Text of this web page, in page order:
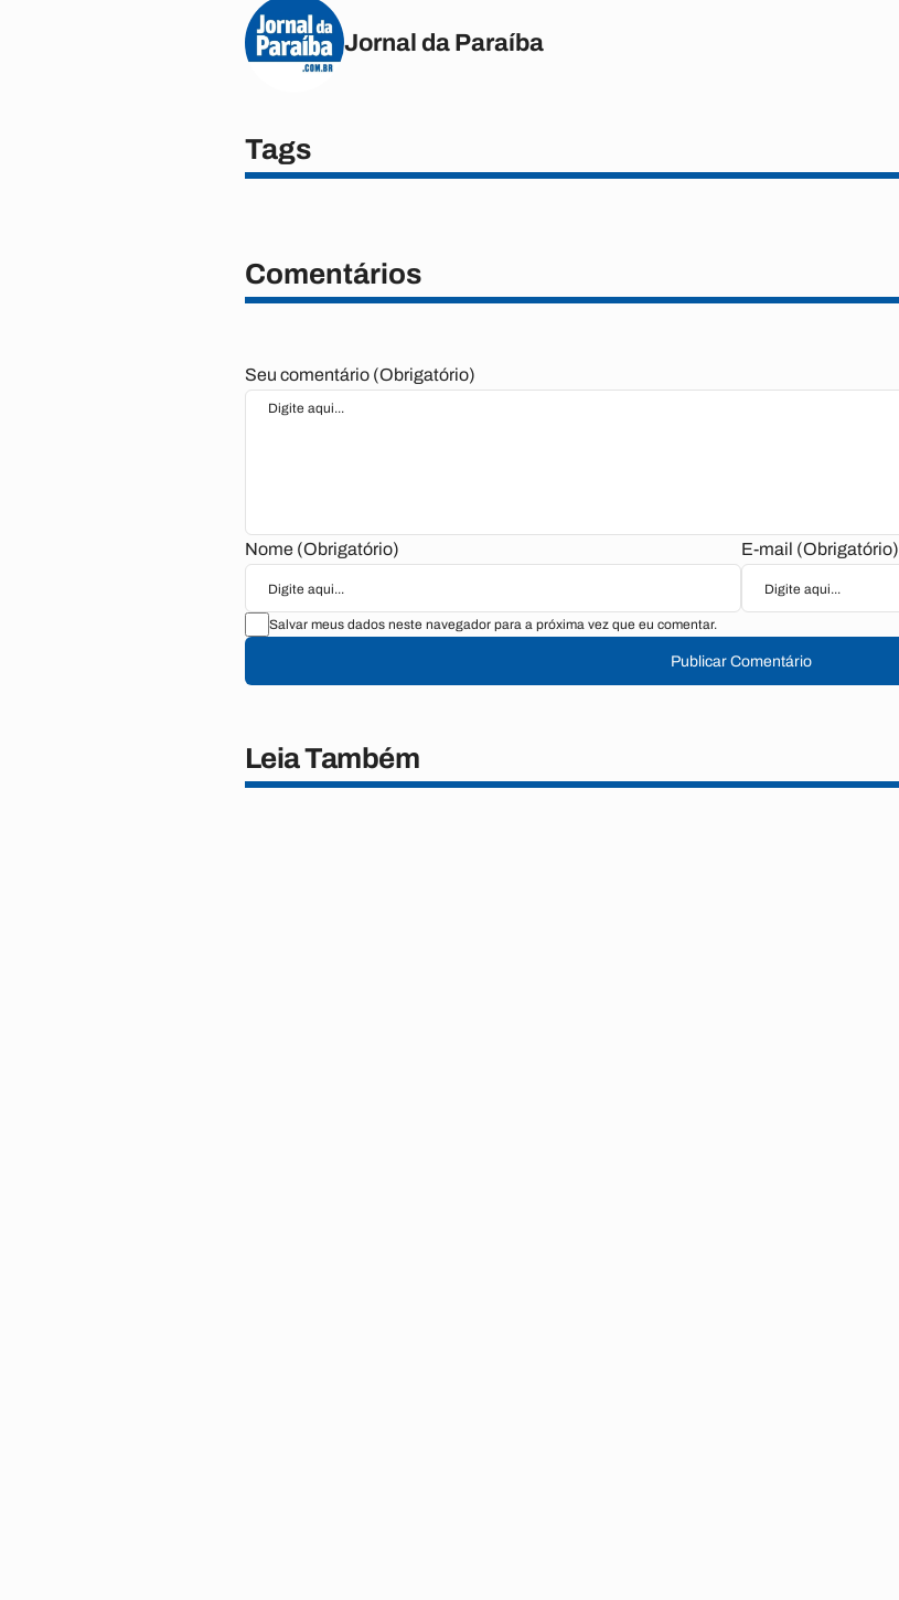
Jornal da Paraíba
Tags
Comentários
Seu comentário (Obrigatório)
Nome (Obrigatório) E-mail (Obrigatório)
Salvar meus dados neste navegador para a próxima vez que eu comentar.
Publicar Comentário
Leia Também